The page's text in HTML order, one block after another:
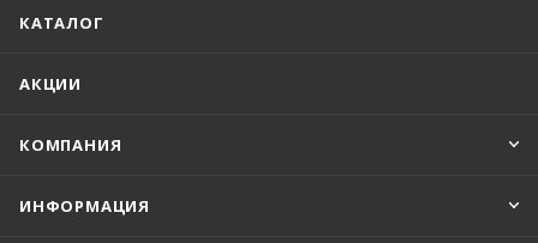
КАТАЛОГ
АКЦИИ
КОМПАНИЯ
ИНФОРМАЦИЯ